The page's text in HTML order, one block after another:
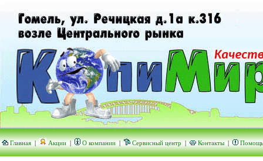
Главная | Акции | О компании | Сервисный центр | Контакты | Помощь